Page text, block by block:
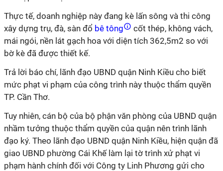
Thực tế, doanh nghiệp này đang kè lấn sông và thi công
xây dựng trụ, đà, sàn đổ bê tông
cốt thép, không vách,
mái ngói, nền lát gạch hoa với diện tích 362,5m2 so với
bờ kè đã được thiết kế.
Trả lời báo chí, lãnh đạo UBND quận Ninh Kiều cho biết
mức phạt vi phạm của công trình này thuộc thẩm quyền
TP. Cần Thơ.
Tuy nhiên, cán bộ của bộ phận văn phòng của UBND quận
nhầm tưởng thuộc thẩm quyền của quận nên trình lãnh
đạo ký. Theo lãnh đạo UBND quận Ninh Kiều, hiện quận đã
giao UBND phường Cái Khế làm lại tờ trình xử phạt vi
phạm hành chính đối với Công ty Linh Phương gửi cho